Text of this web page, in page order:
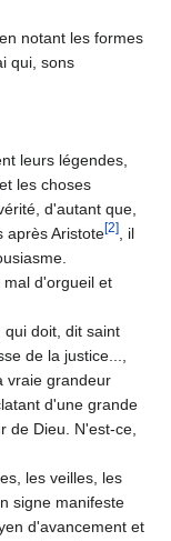
notant les formes
qui, sons
leurs légendes,
les choses
d'autant que,
après Aristote[2]
, il
d'orgueil et
qui doit, dit saint
de la justice...,
vraie grandeur
d'une grande
de Dieu. N'est-ce,
les veil­les, les
signe manifeste
d'avancement et